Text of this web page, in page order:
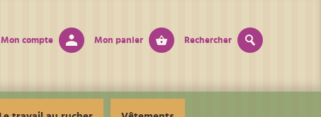
Mon compte Mon panier Rechercher